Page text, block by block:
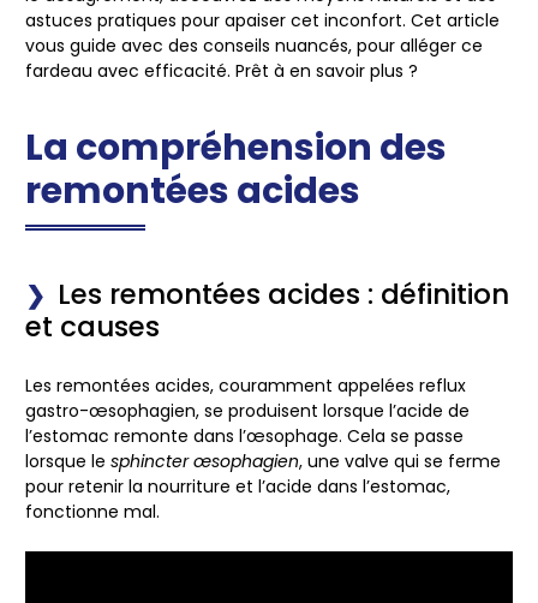
astuces pratiques pour apaiser cet inconfort. Cet article
vous guide avec des conseils nuancés, pour alléger ce
fardeau avec efficacité. Prêt à en savoir plus ?
La compréhension des
remontées acides
Les remontées acides : définition
et causes
Les remontées acides, couramment appelées reflux
gastro-œsophagien, se produisent lorsque l’acide de
l’estomac remonte dans l’œsophage. Cela se passe
lorsque le sphincter œsophagien, une valve qui se ferme
pour retenir la nourriture et l’acide dans l’estomac,
fonctionne mal.